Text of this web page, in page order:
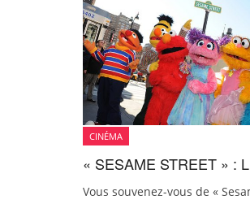
CINÉMA
« SESAME STREET » :
Vous souvenez-vous de «